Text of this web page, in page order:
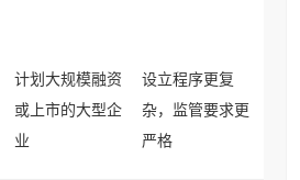
计划大规模融资
或上市的大型企
业
设立程序更复
杂，监管要求更
严格